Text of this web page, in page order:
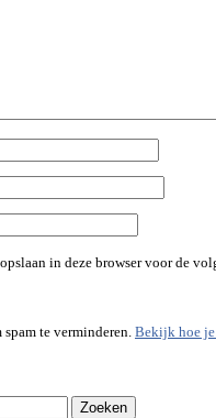
in deze browser voor de
te verminderen. Bekijk hoe je